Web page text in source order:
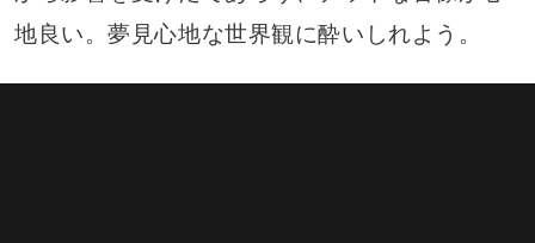
地良い。夢見心地な世界観に酔いしれよう。